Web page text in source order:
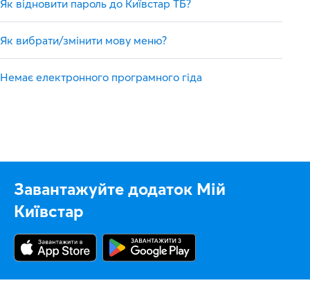
Як відновити пароль до Київстар ТБ?
Як вибрати/змінити мову меню?
Немає електронного програмного гіда
Завантажуйте додаток Мій
Київстар